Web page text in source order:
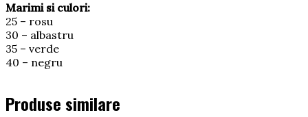
Marimi si culori:
25 – rosu
30 – albastru
35 – verde
40 – negru
Produse similare